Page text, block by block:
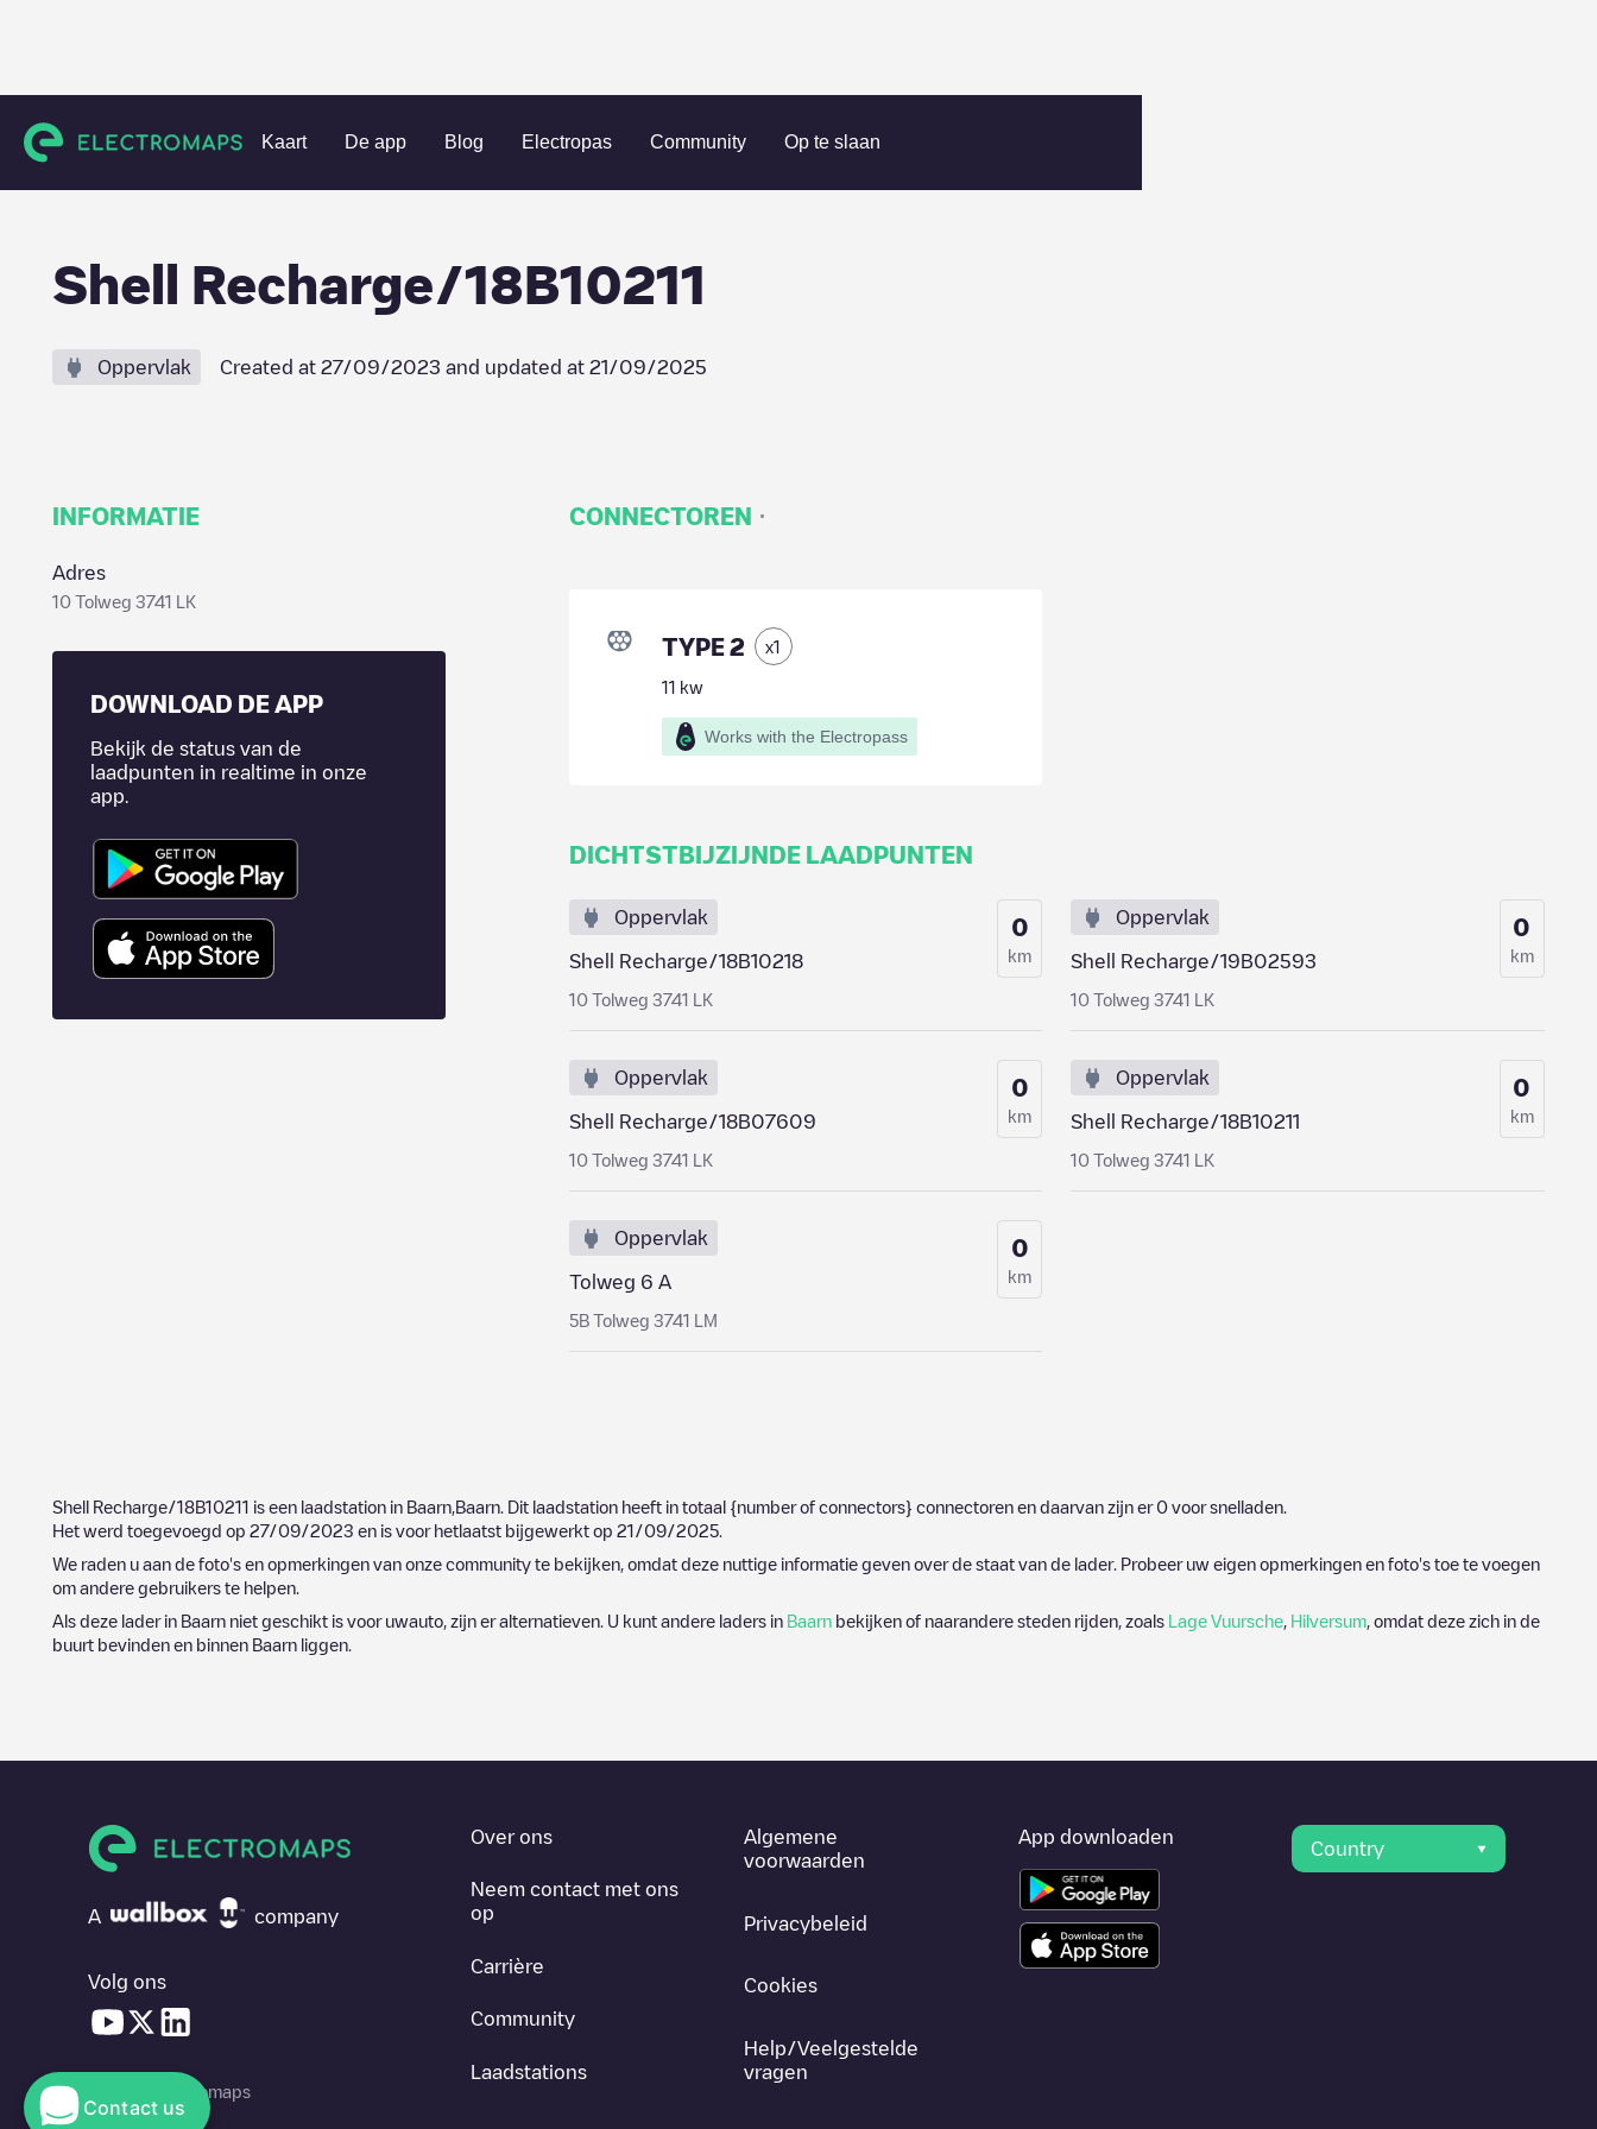
Kaart De app Blog Electropas Community Op te slaan
Charging stations Nederland Baarn Baarn Shell Recharge/18B10211
Shell Recharge/18B10211
Oppervlak Created at 27/09/2023 and updated at 21/09/2025
INFORMATIE
Adres
10 Tolweg 3741 LK
DOWNLOAD DE APP
Bekijk de status van de
laadpunten in realtime in onze
app.
CONNECTOREN ·
TYPE 2 x1
11 kw
Works with the Electropass
DICHTSTBIJZIJNDE LAADPUNTEN
Oppervlak
Shell Recharge/18B10218
10 Tolweg 3741 LK
0
km
Oppervlak
Shell Recharge/19B02593
10 Tolweg 3741 LK
0
km
Oppervlak
Shell Recharge/18B07609
10 Tolweg 3741 LK
0
km
Oppervlak
Shell Recharge/18B10211
10 Tolweg 3741 LK
0
km
Oppervlak
Tolweg 6 A
5B Tolweg 3741 LM
0
km
Shell Recharge/18B10211 is een laadstation in Baarn Baarn . Dit laadstation heeft in totaal {number of connectors} connectoren en daarvan zijn er 0 voor snelladen.
Het werd toegevoegd op 27/09/2023 en is voor hetlaatst bijgewerkt op 21/09/2025
We raden u aan de foto's en opmerkingen van onze community te bekijken, omdat deze nuttige informatie geven over de staat van de lader. Probeer uw eigen opmerkingen en foto's toe te voegen
om andere gebruikers te helpen.
Als deze lader in Baarn niet geschikt is voor uwauto, zijn er alternatieven. U kunt andere laders in Baarn bekijken of naarandere steden rijden, zoals Lage Vuursche Hilversum , omdat deze zich in de
buurt bevinden en binnen Baarn liggen.
A company
Volg ons
© 2026 Electromaps
Over ons
Neem contact met ons
op
Carrière
Community
Laadstations
Algemene
voorwaarden
Privacybeleid
Cookies
Help/Veelgestelde
vragen
App downloaden
Country
Contact us